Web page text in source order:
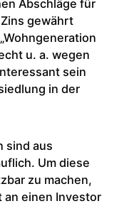
Abschläge für
gewährt
u. a. wegen
sein
in der
sind aus
Um diese
zu machen,
an einen Investor